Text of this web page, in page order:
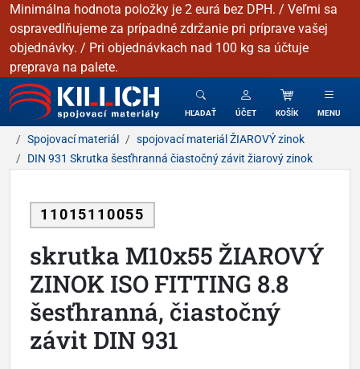
Minimálna hodnota položky je 2 eurá bez DPH. / Veľmi sa
ospravedlňujeme za prípadné zdržanie pri príprave vašej
objednávky. / Pri objednávkach nad 100 kg sa účtuje
preprava na palete.
KILLICH - Spojovacie materiály
HĽADAŤ ÚČET KOŠÍK MENU
Spojovací materiál
spojovací materiál ŽIAROVÝ zinok
DIN 931 Skrutka šesťhranná čiastočný závit žiarový zinok
11015110055
skrutka M10x55 ŽIAROVÝ
ZINOK ISO FITTING 8.8
šesťhranná, čiastočný
závit DIN 931